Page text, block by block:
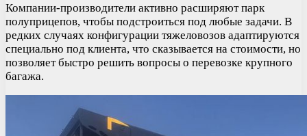
Компании-производители активно расширяют парк
полуприцепов, чтобы подстроиться под любые задачи. В
редких случаях конфигурации тяжеловозов адаптируются
специально под клиента, что сказывается на стоимости, но
позволяет быстро решить вопросы о перевозке крупного
багажа.